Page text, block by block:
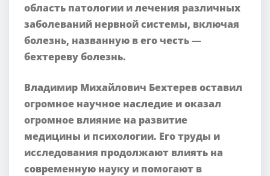
область патологии и лечения различных
заболеваний нервной системы, включая
болезнь, названную в его честь —
бехтереву болезнь.
Владимир Михайлович Бехтерев оставил
огромное научное наследие и оказал
огромное влияние на развитие
медицины и психологии. Его труды и
исследования продолжают влиять на
современную науку и помогают в